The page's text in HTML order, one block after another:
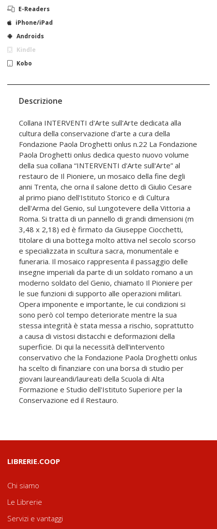
E-Readers
iPhone/iPad
Androids
Kindle
Kobo
Descrizione
Collana INTERVENTI d'Arte sull'Arte dedicata alla
cultura della conservazione d'arte a cura della
Fondazione Paola Droghetti onlus n.22 La Fondazione
Paola Droghetti onlus dedica questo nuovo volume
della sua collana “INTERVENTI d'Arte sull'Arte” al
restauro de Il Pioniere, un mosaico della fine degli
anni Trenta, che orna il salone detto di Giulio Cesare
al primo piano dell'Istituto Storico e di Cultura
dell'Arma del Genio, sul Lungotevere della Vittoria a
Roma. Si tratta di un pannello di grandi dimensioni (m
3,48 x 2,18) ed è firmato da Giuseppe Ciocchetti,
titolare di una bottega molto attiva nel secolo scorso
e specializzata in scultura sacra, monumentale e
funeraria. Il mosaico rappresenta il passaggio delle
insegne imperiali da parte di un soldato romano a un
moderno soldato del Genio, chiamato Il Pioniere per
le sue funzioni di supporto alle operazioni militari.
Opera imponente e importante, le cui condizioni si
sono però col tempo deteriorate mentre la sua
stessa integrità è stata messa a rischio, soprattutto
a causa di vistosi distacchi e deformazioni della
superficie. Di qui la necessità dell'intervento
conservativo che la Fondazione Paola Droghetti onlus
ha scelto di finanziare con una borsa di studio per
giovani laureandi/laureati della Scuola di Alta
Formazione e Studio dell'Istituto Superiore per la
Conservazione ed il Restauro.
LIBRERIE.COOP
Chi siamo
Le Librerie
Servizi e vantaggi